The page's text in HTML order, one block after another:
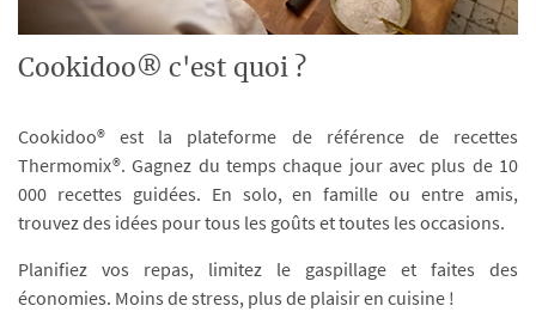
Cookidoo® c'est quoi ?
Cookidoo® est la plateforme de référence de recettes
Thermomix®. Gagnez du temps chaque jour avec plus de 10
000 recettes guidées. En solo, en famille ou entre amis,
trouvez des idées pour tous les goûts et toutes les occasions.
Planifiez vos repas, limitez le gaspillage et faites des
économies. Moins de stress, plus de plaisir en cuisine !